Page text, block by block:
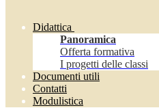
Didattica
Panoramica
Offerta formativa
I progetti delle classi
Documenti utili
Contatti
Modulistica